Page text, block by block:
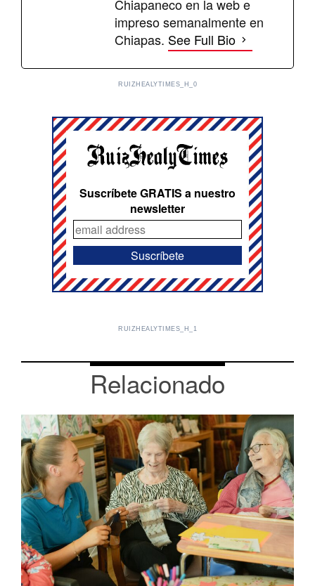
Chiapaneco en la web e
impreso semanalmente en
Chiapas. See Full Bio
RUIZHEALYTIMES_H_0
Suscríbete GRATIS a nuestro
newsletter
RUIZHEALYTIMES_H_1
Relacionado